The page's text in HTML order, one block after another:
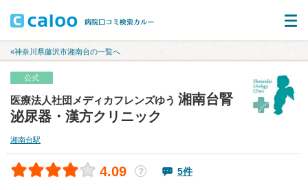
«神奈川県藤沢市湘南台の一覧へ
公式
医療法人社団メディカフレンズゆう 湘南台腎
泌尿器・漢方クリニック
湘南台駅
4.09 ？ 5件